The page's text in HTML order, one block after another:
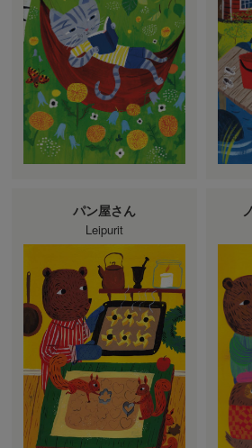
パン屋さん
Leipurit